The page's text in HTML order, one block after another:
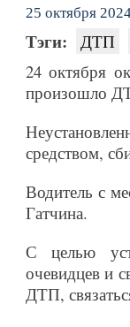
25 октября
Тэги:
ДТП
24 октября
произошло
средством,
Водитель с
Гатчина.
С целью
очевидцев и
ДТП,